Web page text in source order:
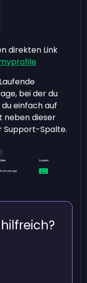
direkten Link
bei der du
einfach auf
neben dieser
Support-Spalte.